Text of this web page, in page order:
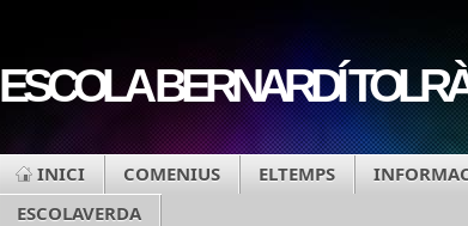
ESCOLA BERNARDÍ
INICI COMENIUS ELTEMPS
ESCOLAVERDA